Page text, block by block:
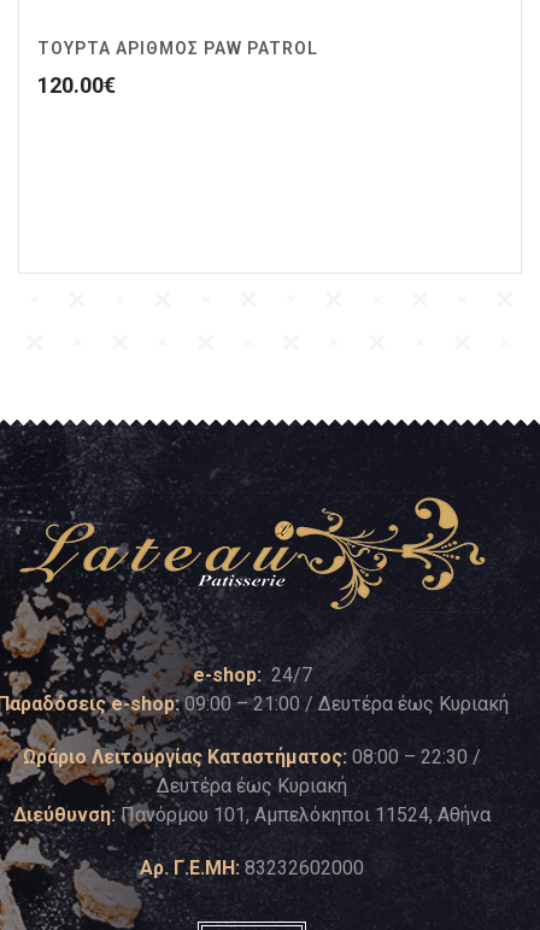
ΤΟΥΡΤΑ ΑΡΙΘΜΟΣ PAW PATROL
120.00€
e-shop: 24/7
e-shop:09:00 – 21:00 / Δευτέρα έως Κυριακή
Ωράριο Λειτουργίας Καταστήματος: 08:00 – 22:30 /
Δευτέρα έως Κυριακή
Διεύθυνση: Πανόρμου 101, Αμπελόκηποι 11524, Αθήνα
Αρ. Γ.Ε.ΜΗ: 83232602000